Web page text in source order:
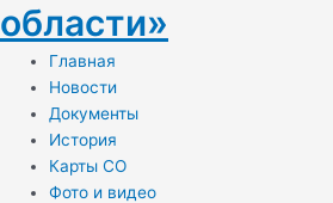
области»
Главная
Новости
Документы
История
Карты СО
Фото и видео